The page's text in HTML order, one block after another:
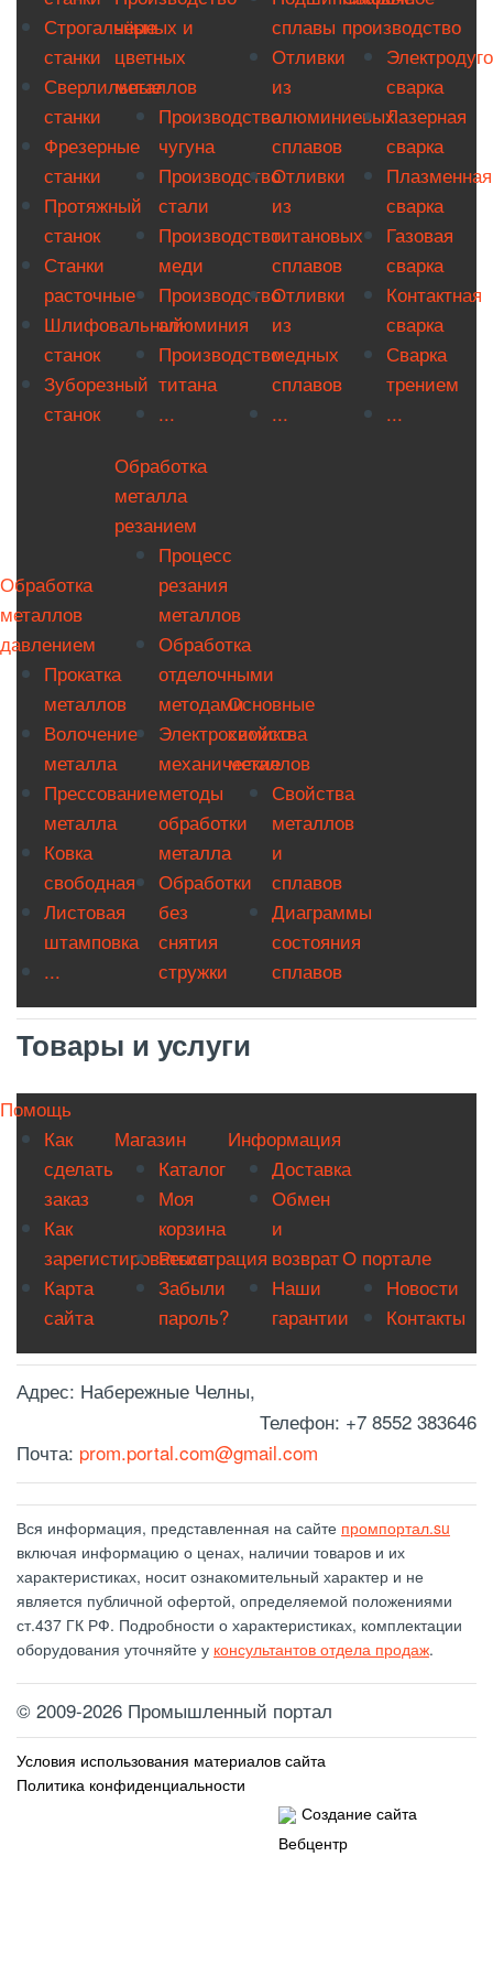
Строгальные
станки
Сверлильные
станки
Фрезерные
станки
Протяжный
станок
Станки
расточные
Шлифовальный
станок
Зуборезный
станок
чёрных и
цветных
металлов
Производство
чугуна
Производство
стали
Производство
меди
Производство
алюминия
Производство
титана
...
сплавы
Отливки
из
алюминиевых
сплавов
Отливки
из
титановых
сплавов
Отливки
из
медных
сплавов
...
производство
сварка
Лазерная
сварка
Плазменная
сварка
Газовая
сварка
Контактная
сварка
Сварка
трением
...
Обработка
металлов
давлением
Прокатка
металлов
Волочение
металла
Прессование
металла
Ковка
свободная
Листовая
штамповка
...
Обработка
металла
резанием
Процесс
резания
металлов
Обработка
отделочными
методами
Электрохимико-
механические
методы
обработки
металла
Обработки
без
снятия
стружки
Основные
свойства
металлов
Свойства
металлов
и
сплавов
Диаграммы
состояния
сплавов
Товары и услуги
Помощь
Как
сделать
заказ
Как
зарегистироваться
Карта
сайта
Магазин
Каталог
Моя
корзина
Регистрация
Забыли
пароль?
Информация
Доставка
Обмен
и
возврат
Наши
гарантии
О портале
Новости
Контакты
Адрес: Набережные Челны,
Телефон: +7 8552 383646
Почта: prom.portal.com@gmail.com
Вся информация, представленная на сайте промпортал.su
включая информацию о ценах, наличии товаров и их
характеристиках, носит ознакомительный характер и не
является публичной офертой, определяемой положениями
ст.437 ГК РФ. Подробности о характеристиках, комплектации
оборудования уточняйте у консультантов отдела продаж.
© 2009-2026 Промышленный портал
Условия использования материалов сайта
Политика конфиденциальности
Создание сайта
Вебцентр